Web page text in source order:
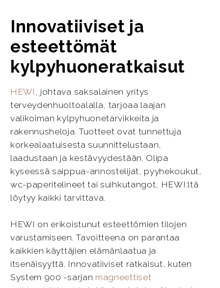
Innovatiiviset ja
esteettömät
kylpyhuoneratkaisut
HEWI , johtava saksalainen yritys
terveydenhuoltoalalla, tarjoaa laajan
valikoiman kylpyhuonetarvikkeita ja
rakennusheloja. Tuotteet ovat tunnettuja
korkealaatuisesta suunnittelustaan,
laadustaan ja kestävyydestään. Olipa
kyseessä saippua-annostelijat, pyyhekoukut,
wc-paperitelineet tai suihkutangot, HEWI:ltä
löytyy kaikki tarvittava.
HEWI on erikoistunut esteettömien tilojen
varustamiseen. Tavoitteena on parantaa
kaikkien käyttäjien elämänlaatua ja
itsenäisyyttä. Innovatiiviset ratkaisut, kuten
System 900 -sarjan magneettiset